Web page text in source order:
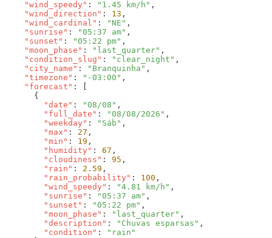
    "wind_speedy"
: "1.45 km/h"
    "wind_direction"
: 13
    "wind_cardinal"
: "NE"
    "sunrise"
: "05:37 am"
    "sunset"
: "05:22 pm"
    "moon_phase"
: "last_quarter"
    "condition_slug"
: "clear_night"
    "city_name"
: "Branquinha"
    "timezone"
: "-03:00"
    "forecast"
        "date"
: "08/08"
        "full_date"
: "08/08/2026"
        "weekday"
: "Sáb"
        "max"
: 27
        "min"
: 19
        "humidity"
: 67
        "cloudiness"
: 95
        "rain"
: 2.59
        "rain_probability"
: 100
        "wind_speedy"
: "4.81 km/h"
        "sunrise"
: "05:37 am"
        "sunset"
: "05:22 pm"
        "moon_phase"
: "last_quarter"
        "description"
: "Chuvas esparsas"
        "condition"
: